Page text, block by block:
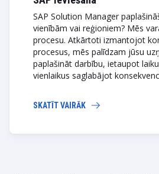
SAP Solution Manager
vienībām vai reģioniem? Mēs
procesu. Atkārtoti izmantojot
procesus, mēs palīdzam jūsu
paplašināt darbību, ietaupot
vienlaikus saglabājot
SKATĪT VAIRĀK